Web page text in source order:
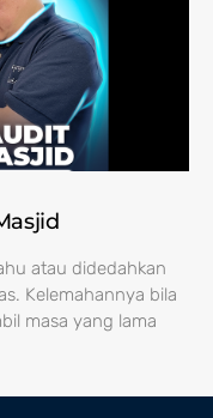
atau didedahkan
Kelemahannya bila
masa yang lama